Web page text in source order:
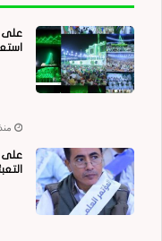
على
منذ 3 أيام
على